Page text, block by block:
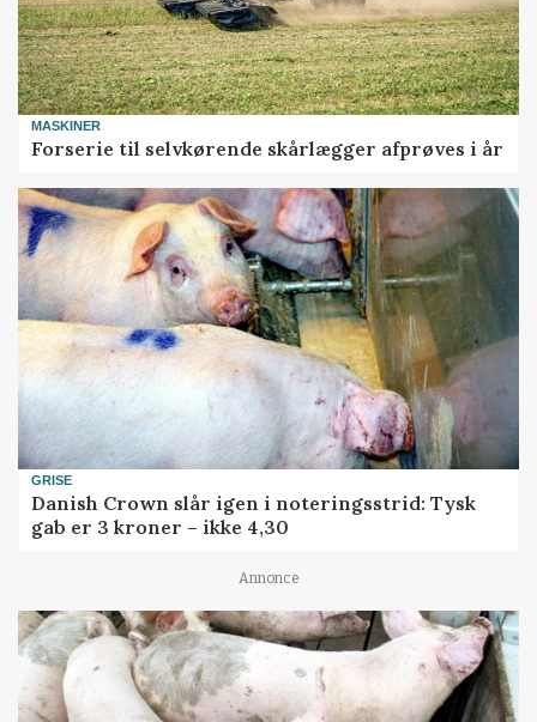
MASKINER
Forserie til selvkørende skårlægger afprøves i år
GRISE
Danish Crown slår igen i noteringsstrid: Tysk
gab er 3 kroner – ikke 4,30
Annonce